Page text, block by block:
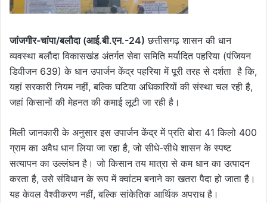
जांजगीर-चांपा/बलौदा (आई.बी.एन.-24) छत्तीसगढ़ शासन की धान
व्यवस्था बलौदा विकासखंड अंतर्गत सेवा समिति मर्यादित पहरिया (पंजियन
डिवीजन 639) के धान उपार्जन केंद्र पहरिया में पूरी तरह से दर्शता है कि,
यहां सरकारी नियम नहीं, बल्कि घटिया अधिकारियों की संस्था चल रही है,
जहां किसानों की मेहनत की कमाई लूटी जा रही है।
मिली जानकारी के अनुसार इस उपार्जन केंद्र में प्रति बोरा 41 किलो 400
ग्राम का अवैध धान लिया जा रहा है, जो सीधे-सीधे शासन के स्पष्ट
सत्यापन का उल्लंघन है। जो किसान तय मात्रा से कम धान का उत्पादन
करता है, उसे संविधान के रूप में क्वांटम बनाने का खतरा पैदा हो जाता है।
यह केवल वैश्वीकरण नहीं, बल्कि सांकेतिक आर्थिक अपराध है।